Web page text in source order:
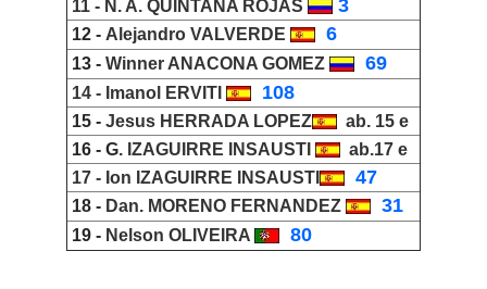
11 - N. A. QUINTANA ROJAS 3
12 - Alejandro VALVERDE 6
13 - Winner ANACONA GOMEZ 69
14 - Imanol ERVITI 108
15 - Jesus HERRADA LOPEZ
ab. 15 e
16 - G. IZAGUIRRE INSAUST
ab.17 e
17 - Ion IZAGUIRRE INSAUSTI 47
18 - Dan. MORENO FERNANDEZ 31
19 - Nelson OLIVEIRA 80